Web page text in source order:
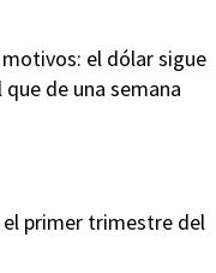
el dólar sigue
de una semana
el primer trimestre del